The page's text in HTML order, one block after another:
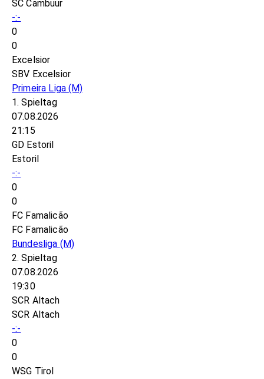
SC Cambuur
-:-
0
0
Excelsior
SBV Excelsior
Primeira Liga(M)
1. Spieltag
07.08.2026
21:15
GD Estoril
Estoril
-:-
0
0
FC Famalicão
FC Famalicão
Bundesliga (M)
2. Spieltag
07.08.2026
19:30
SCR Altach
SCR Altach
-:-
0
0
WSG Tirol